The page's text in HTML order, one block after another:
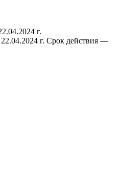
г.
г. Срок действия —